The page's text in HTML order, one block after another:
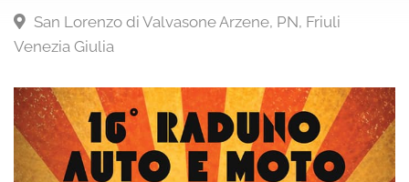
San Lorenzo di Valvasone Arzene, PN, Friuli
Venezia Giulia